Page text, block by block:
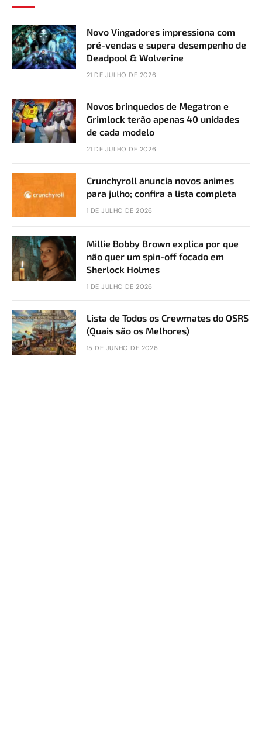
Novo Vingadores impressiona com
pré-vendas e supera desempenho de
Deadpool & Wolverine
21 DE JULHO DE 2026
Novos brinquedos de Megatron e
Grimlock terão apenas 40 unidades
de cada modelo
21 DE JULHO DE 2026
Crunchyroll anuncia novos animes
para julho; confira a lista completa
1 DE JULHO DE 2026
Millie Bobby Brown explica por que
não quer um spin-off focado em
Sherlock Holmes
1 DE JULHO DE 2026
Lista de Todos os Crewmates do OSRS
(Quais são os Melhores)
15 DE JUNHO DE 2026